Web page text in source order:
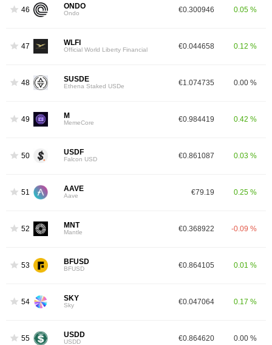
46 ONDO
Ondo €0.300946 0.05 %
47 WLFI
Official World Liberty Financial €0.044658 0.12 %
48 SUSDE
Ethena Staked USDe €1.074735 0.00 %
49 M
MemeCore €0.984419 0.42 %
50 USDF
Falcon USD €0.861087 0.03 %
51 AAVE
Aave €79.19 0.25 %
52 MNT
Mantle €0.368922 -0.09 %
53 BFUSD
BFUSD €0.864105 0.01 %
54 SKY
Sky €0.047064 0.17 %
55 USDD
USDD €0.864620 0.00 %